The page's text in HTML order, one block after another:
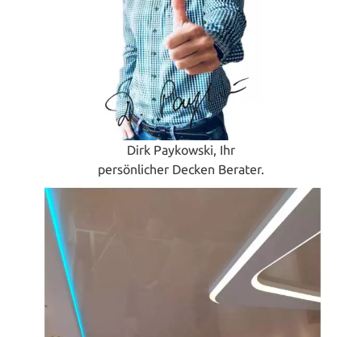
Dirk Paykowski, Ihr
persönlicher Decken Berater.